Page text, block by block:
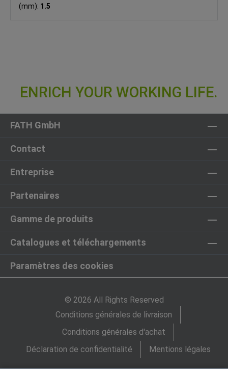
(mm): 1.5
FATH GmbH
Contact
Entreprise
Partenaires
Gamme de produits
Catalogues et téléchargements
Paramètres des cookies
© 2026 All Rights Reserved
Conditions générales de livraison
Conditions générales d'achat
Déclaration de confidentialité
Mentions légales